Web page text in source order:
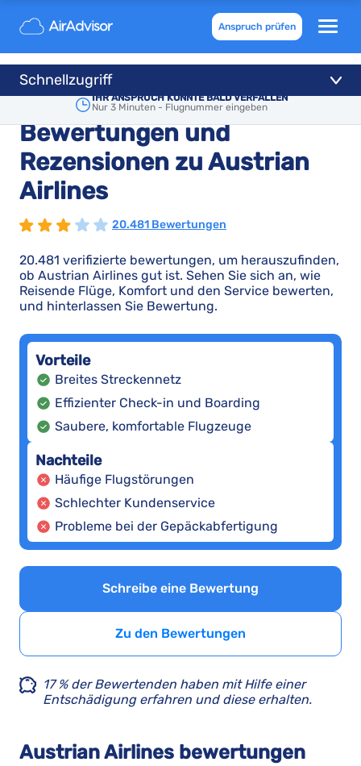
Anspruch prüfen
IHR ANSPRUCH KÖNNTE BALD VERFALLEN
Nur 3 Minuten - Flugnummer eingeben
Schnellzugriff
Bewertungen und
Rezensionen zu Austrian
Airlines
20.481 Bewertungen
20.481 verifizierte bewertungen, um herauszufinden,
ob Austrian Airlines gut ist. Sehen Sie sich an, wie
Reisende Flüge, Komfort und den Service bewerten,
und hinterlassen Sie Bewertung.
Vorteile
Breites Streckennetz
Effizienter Check-in und Boarding
Saubere, komfortable Flugzeuge
Nachteile
Häufige Flugstörungen
Schlechter Kundenservice
Probleme bei der Gepäckabfertigung
Schreibe eine Bewertung
Zu den Bewertungen
17 % der Bewertenden haben mit Hilfe einer
Entschädigung erfahren und diese erhalten.
Austrian Airlines bewertungen